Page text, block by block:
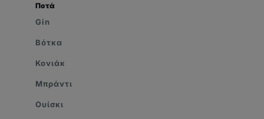
Ποτά
Gin
Βότκα
Κονιάκ
Μπράντι
Ουίσκι